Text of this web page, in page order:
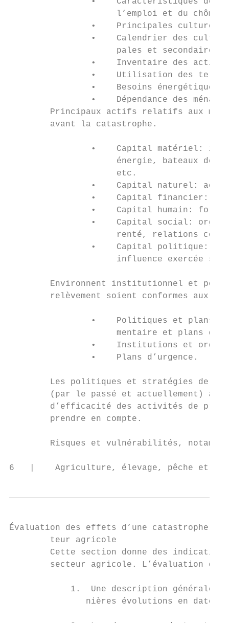
l’emploi et du
•    Principales cultures
•    Calendrier des
                     pales et secondaires.
•    Inventaire des
•    Utilisation des
•    Besoins énergétiques
•    Dépendance des
Principaux actifs relatifs aux
        avant la catastrophe.
•    Capital matériel:
énergie, bateaux de
                     etc.
•    Capital naturel:
•    Capital financier:
•    Capital humain:
•    Capital social:
renté, relations
•    Capital politique:
influence exercée sur
Environnent institutionnel et
relèvement soient conformes aux
•    Politiques et plans
mentaire et plans de
•    Institutions et
                •    Plans d’urgence.
Les politiques et stratégies de
(par le passé et actuellement)
d’efficacité des activités de
        prendre en compte.
Risques et vulnérabilités,
6   |    Agriculture, élevage, pêche et
Évaluation des effets d’une catastrophe
        teur agricole
Cette section donne des
secteur agricole. L’évaluation
            1.	Une description générale de la catastrophe, son étendue géographique, la population touchée, les der-
nières évolutions en date